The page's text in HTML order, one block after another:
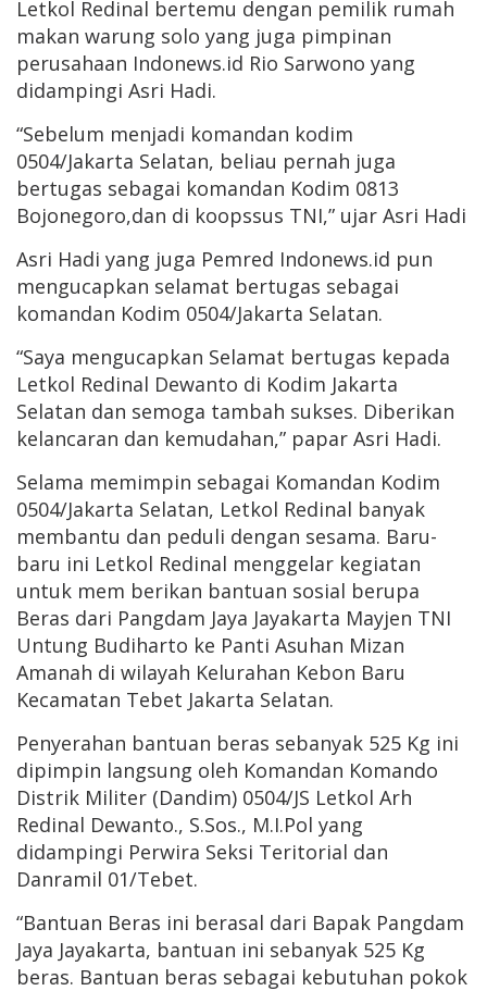
Letkol Redinal bertemu dengan pemilik rumah
makan warung solo yang juga pimpinan
perusahaan Indonews.id Rio Sarwono yang
didampingi Asri Hadi.
“Sebelum menjadi komandan kodim
0504/Jakarta Selatan, beliau pernah juga
bertugas sebagai komandan Kodim 0813
Bojonegoro,dan di koopssus TNI,” ujar Asri Hadi
Asri Hadi yang juga Pemred Indonews.id pun
mengucapkan selamat bertugas sebagai
komandan Kodim 0504/Jakarta Selatan.
“Saya mengucapkan Selamat bertugas kepada
Letkol Redinal Dewanto di Kodim Jakarta
Selatan dan semoga tambah sukses. Diberikan
kelancaran dan kemudahan,” papar Asri Hadi.
Selama memimpin sebagai Komandan Kodim
0504/Jakarta Selatan, Letkol Redinal banyak
membantu dan peduli dengan sesama. Baru-
baru ini Letkol Redinal menggelar kegiatan
untuk mem berikan bantuan sosial berupa
Beras dari Pangdam Jaya Jayakarta Mayjen TNI
Untung Budiharto ke Panti Asuhan Mizan
Amanah di wilayah Kelurahan Kebon Baru
Kecamatan Tebet Jakarta Selatan.
Penyerahan bantuan beras sebanyak 525 Kg ini
dipimpin langsung oleh Komandan Komando
Distrik Militer (Dandim) 0504/JS Letkol Arh
Redinal Dewanto., S.Sos., M.I.Pol yang
didampingi Perwira Seksi Teritorial dan
Danramil 01/Tebet.
“Bantuan Beras ini berasal dari Bapak Pangdam
Jaya Jayakarta, bantuan ini sebanyak 525 Kg
beras. Bantuan beras sebagai kebutuhan pokok